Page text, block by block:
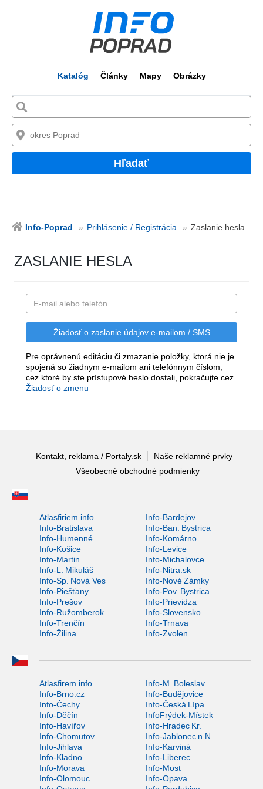
Katalóg Články Mapy Obrázky
Hľadať
Info-Poprad Prihlásenie / Registrácia Zaslanie hesla
ZASLANIE HESLA
Pre oprávnenú editáciu či zmazanie položky, ktorá nie je
spojená so žiadnym e-mailom ani telefónnym číslom,
cez ktoré by ste prístupové heslo dostali, pokračujte cez
Žiadosť o zmenu
Kontakt, reklama / Portaly.sk
Naše reklamné prvky
Všeobecné obchodné podmienky
Atlasfiriem.info
Info-Bardejov
Info-Bratislava
Info-Ban. Bystrica
Info-Humenné
Info-Komárno
Info-Košice
Info-Levice
Info-Martin
Info-Michalovce
Info-L. Mikuláš
Info-Nitra.sk
Info-Sp. Nová Ves
Info-Nové Zámky
Info-Piešťany
Info-Pov. Bystrica
Info-Prešov
Info-Prievidza
Info-Ružomberok
Info-Slovensko
Info-Trenčín
Info-Trnava
Info-Žilina
Info-Zvolen
Atlasfirem.info
Info-M. Boleslav
Info-Brno.cz
Info-Budějovice
Info-Čechy
Info-Česká Lípa
Info-Děčín
InfoFrýdek-Místek
Info-Havířov
Info-Hradec Kr.
Info-Chomutov
Info-Jablonec n.N.
Info-Jihlava
Info-Karviná
Info-Kladno
Info-Liberec
Info-Morava
Info-Most
Info-Olomouc
Info-Opava